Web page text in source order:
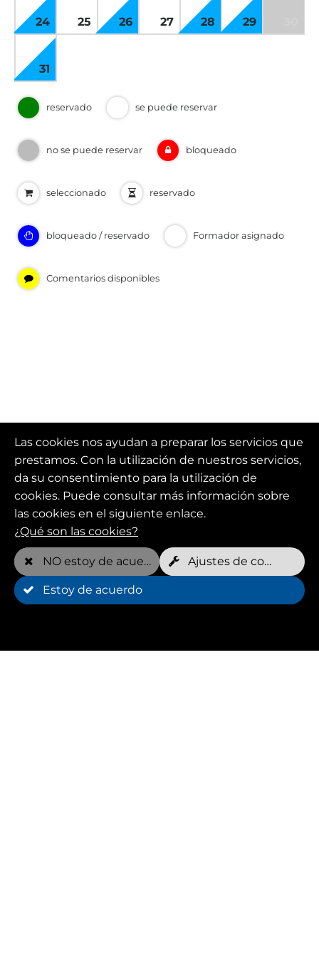
24 25 26 27 28 29
31
reservado se puede reservar
no se puede reservar bloqueado
seleccionado reservado
bloqueado / reservado Formador asignado
Comentarios disponibles
Las cookies nos ayudan a preparar los servicios que
prestamos. Con la utilización de nuestros servicios,
da su consentimiento para la utilización de
cookies. Puede consultar más información sobre
las cookies en el siguiente enlace.
¿Qué son las cookies?
NO estoy de acuerdo Ajustes de cookies
Estoy de acuerdo